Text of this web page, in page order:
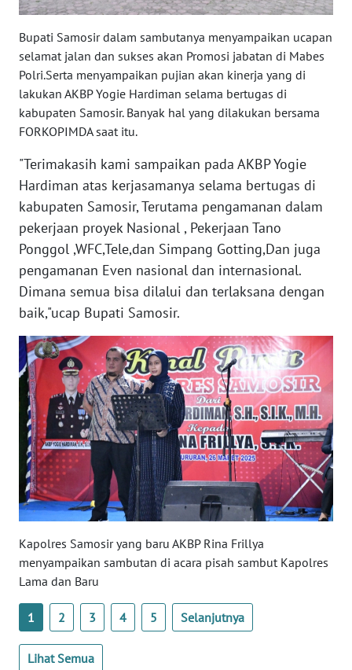
Bupati Samosir dalam sambutanya menyampaikan ucapan
selamat jalan dan sukses akan Promosi jabatan di Mabes
Polri.Serta menyampaikan pujian akan kinerja yang di
lakukan AKBP Yogie Hardiman selama bertugas di
kabupaten Samosir. Banyak hal yang dilakukan bersama
FORKOPIMDA saat itu.
"Terimakasih kami sampaikan pada AKBP Yogie
Hardiman atas kerjasamanya selama bertugas di
kabupaten Samosir, Terutama pengamanan dalam
pekerjaan proyek Nasional , Pekerjaan Tano
Ponggol ,WFC,Tele,dan Simpang Gotting,Dan juga
pengamanan Even nasional dan internasional.
Dimana semua bisa dilalui dan terlaksana dengan
baik,"ucap Bupati Samosir.
Kapolres Samosir yang baru AKBP Rina Frillya
menyampaikan sambutan di acara pisah sambut Kapolres
Lama dan Baru
1 2 3 4 5 Selanjutnya
Lihat Semua
WN
SULSEL
WN
GORONTALO
WN
WN
MALUKU
WN
WN
DAIRI
WN
DANAU
TOBA
WN
NIAS
WN
LANGKAT
TAPANULI
SELATAN
WN
TANJUNG
LESUNG